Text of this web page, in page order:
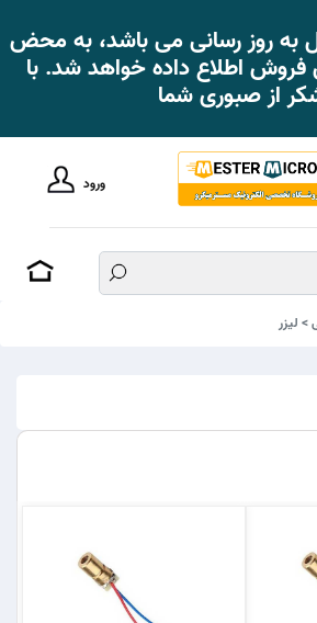
به روز رسانی می باشد، به محض
اطلاع داده خواهد شد. با
از صبوری شما
ورود
لیزر